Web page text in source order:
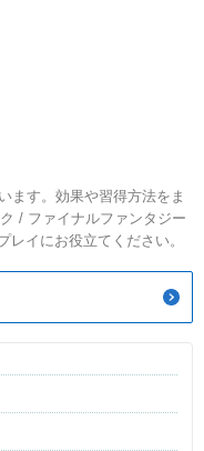
ます。効果や習得方法をま
/ ファイナルファンタジー
レイにお役立てください。